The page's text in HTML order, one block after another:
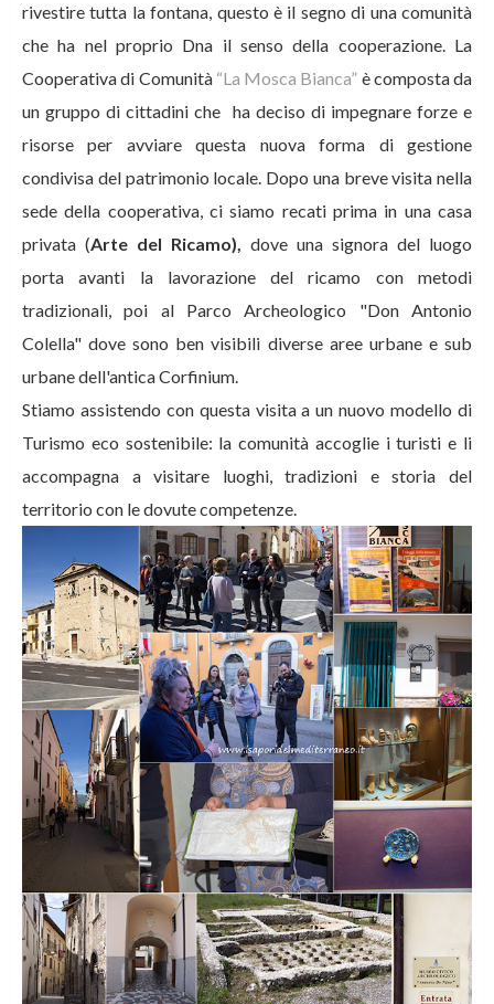
rivestire tutta la fontana, questo è il segno di una comunità
che ha nel proprio Dna il senso della cooperazione. La
Cooperativa di Comunità “La Mosca Bianca” è composta da
un gruppo di cittadini che ha deciso di impegnare forze e
risorse per avviare questa nuova forma di gestione
condivisa del patrimonio locale. Dopo una breve visita nella
sede della cooperativa, ci siamo recati prima in una casa
privata (Arte del Ricamo), dove una signora del luogo
porta avanti la lavorazione del ricamo con metodi
tradizionali, poi al Parco Archeologico "Don Antonio
Colella" dove sono ben visibili diverse aree urbane e sub
urbane dell'antica Corfinium.
Stiamo assistendo con questa visita a un nuovo modello di
Turismo eco sostenibile: la comunità accoglie i turisti e li
accompagna a visitare luoghi, tradizioni e storia del
territorio con le dovute competenze.